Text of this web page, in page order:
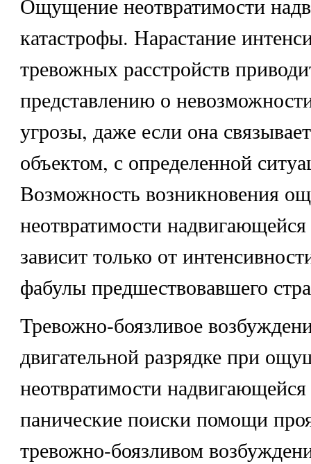
Ощущение неотвратимости
катастрофы. Нарастание
тревожных расстройств
представлению о
угрозы, даже если она
объектом, с определенной
Возможность возникновения
неотвратимости
зависит только от
фабулы предшествовавшего
Тревожно-боязливое
двигательной разрядке при
неотвратимости
панические поиски помощи
тревожно-боязливом